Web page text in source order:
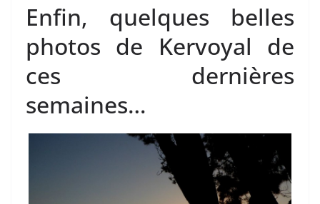
Enfin, quelques belles
photos de Kervoyal de
ces dernières
semaines…